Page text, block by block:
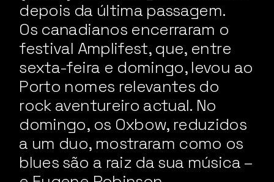
depois da última passagem.
Os canadianos encerraram o
festival Amplifest, que, entre
sexta-feira e domingo, levou ao
Porto nomes relevantes do
rock aventureiro actual. No
domingo, os Oxbow, reduzidos
a um duo, mostraram como os
blues são a raiz da sua música –